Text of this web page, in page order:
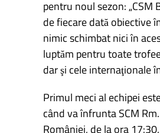
pentru noul sezon: „CSM
de fiecare dată obiective
nimic schimbat nici în
luptăm pentru toate
dar şi cele internaţionale
Primul meci al echipei
când va înfrunta SCM
României, de la ora 17:30.